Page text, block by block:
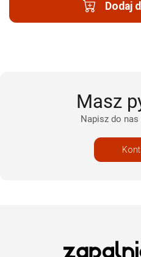
Dodaj
Masz
Napisz do nas